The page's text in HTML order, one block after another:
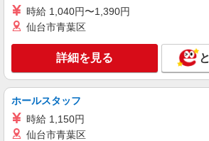
月給：260,000円 ※40
(62,000円?)含む ※月給制
も目安の金額であり、選
性があります。 ＜モデル年収例＞ 年収850万円 ／
32歳 エリアマネージャー
／ 30歳 マネージャー職
28歳 リーダー職 経験2年
東京本社／渋谷区渋谷
谷Rビル 6F
キープ
正社員
社名非公開/営業職（東京・未経験可）
時給 1,040円〜1,390円
仙台市青葉区
詳細を見る
ホールスタッフ
時給 1,150円
仙台市青葉区